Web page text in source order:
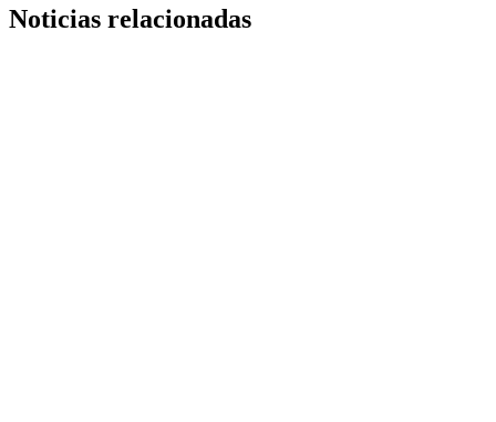
Noticias relacionadas